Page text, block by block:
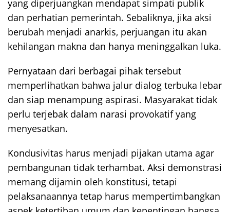
yang diperjuangkan mendapat simpati publik
dan perhatian pemerintah. Sebaliknya, jika aksi
berubah menjadi anarkis, perjuangan itu akan
kehilangan makna dan hanya meninggalkan luka.
Pernyataan dari berbagai pihak tersebut
memperlihatkan bahwa jalur dialog terbuka lebar
dan siap menampung aspirasi. Masyarakat tidak
perlu terjebak dalam narasi provokatif yang
menyesatkan.
Kondusivitas harus menjadi pijakan utama agar
pembangunan tidak terhambat. Aksi demonstrasi
memang dijamin oleh konstitusi, tetapi
pelaksanaannya tetap harus mempertimbangkan